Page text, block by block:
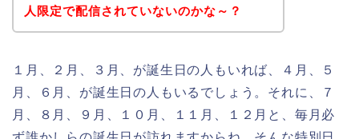
人限定で配信されていないのかな～？
１月、２月、３月、が誕生日の人もいれば、４月、５
月、６月、が誕生日の人もいるでしょう。それに、７
月、８月、９月、１０月、１１月、１２月と、毎月必